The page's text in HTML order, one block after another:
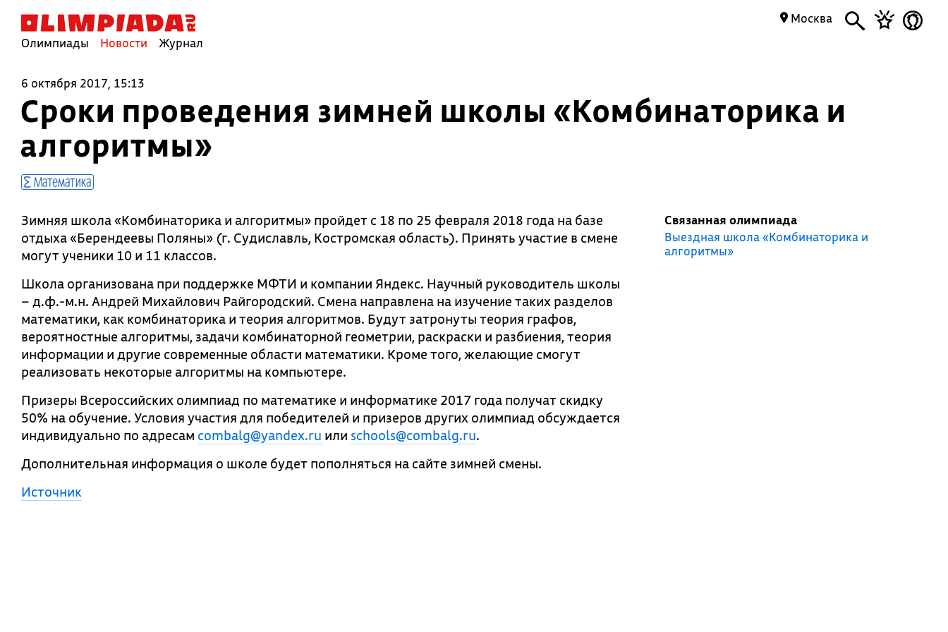
Олимпиады Новости Журнал
Москва
6 октября 2017, 15:13
Сроки проведения зимней школы «Комбинаторика и
алгоритмы»
Математика
Зимняя школа «Комбинаторика и алгоритмы» пройдет с 18 по 25 февраля 2018 года на базе
отдыха «Берендеевы Поляны» (г. Судиславль, Костромская область). Принять участие в смене
могут ученики 10 и 11 классов.
Школа организована при поддержке МФТИ и компании Яндекс. Научный руководитель школы
– д.ф.-м.н. Андрей Михайлович Райгородский. Смена направлена на изучение таких разделов
математики, как комбинаторика и теория алгоритмов. Будут затронуты теория графов,
вероятностные алгоритмы, задачи комбинаторной геометрии, раскраски и разбиения, теория
информации и другие современные области математики. Кроме того, желающие смогут
реализовать некоторые алгоритмы на компьютере.
Призеры Всероссийских олимпиад по математике и информатике 2017 года получат скидку
50% на обучение. Условия участия для победителей и призеров других олимпиад обсуждается
индивидуально по адресам combalg@yandex.ru или schools@combalg.ru.
Дополнительная информация о школе будет пополняться на сайте зимней смены.
Источник
Связанная олимпиада
Выездная школа «Комбинаторика и
алгоритмы»